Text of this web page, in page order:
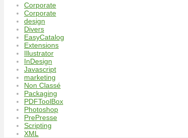
Corporate
Corporate
design
Divers
EasyCatalog
Extensions
Illustrator
InDesign
Javascript
marketing
Non Classé
Packaging
PDFToolBox
Photoshop
PrePresse
Scripting
XML